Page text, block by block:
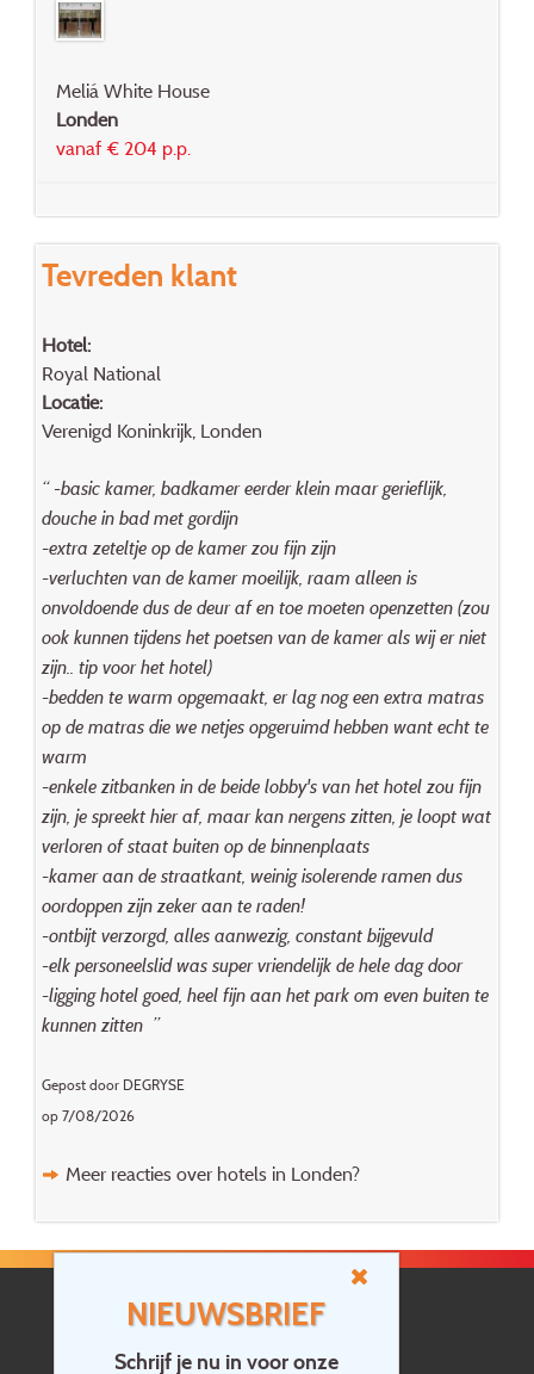
NIEUWSBRIEF
Schrijf je nu in voor onze
Meliá White House
Londen
vanaf € 204 p.p.
Tevreden klant
Hotel:
Royal National
Locatie:
Verenigd Koninkrijk, Londen
“ -basic kamer, badkamer eerder klein maar gerieflijk,
douche in bad met gordijn
-extra zeteltje op de kamer zou fijn zijn
-verluchten van de kamer moeilijk, raam alleen is
onvoldoende dus de deur af en toe moeten openzetten (zou
ook kunnen tijdens het poetsen van de kamer als wij er niet
zijn.. tip voor het hotel)
-bedden te warm opgemaakt, er lag nog een extra matras
op de matras die we netjes opgeruimd hebben want echt te
warm
-enkele zitbanken in de beide lobby's van het hotel zou fijn
zijn, je spreekt hier af, maar kan nergens zitten, je loopt wat
verloren of staat buiten op de binnenplaats
-kamer aan de straatkant, weinig isolerende ramen dus
oordoppen zijn zeker aan te raden!
-ontbijt verzorgd, alles aanwezig, constant bijgevuld
-elk personeelslid was super vriendelijk de hele dag door
-ligging hotel goed, heel fijn aan het park om even buiten te
kunnen zitten ”
Gepost door DEGRYSE
op 7/08/2026
Meer reacties over hotels in Londen?